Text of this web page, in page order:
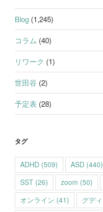
Blog (1,245)
コラム (40)
リワーク (1)
世田谷 (2)
予定表 (28)
タグ
ADHD (509) ASD (440)
SST (26) zoom (50)
オンライン (41) グディ